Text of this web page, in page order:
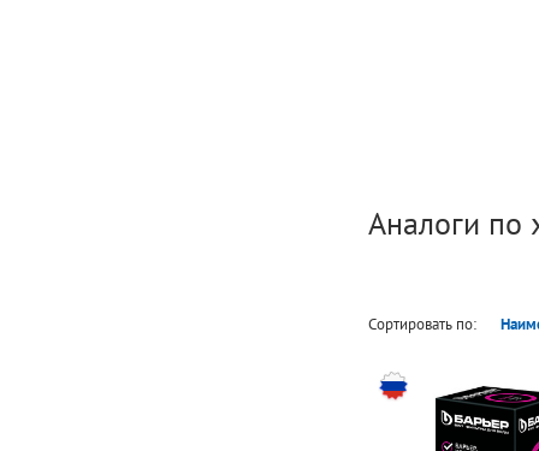
Аналоги по
Сортировать по: